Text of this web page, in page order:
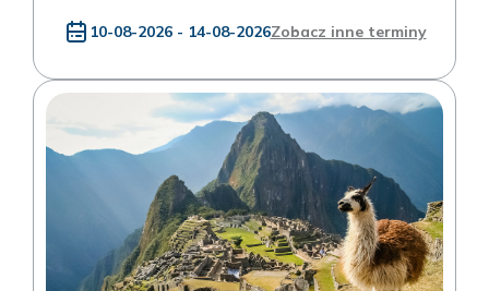
10-08-2026 - 14-08-2026Zobacz inne terminy